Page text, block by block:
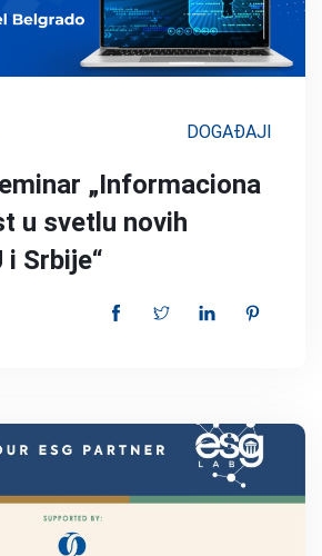
DOGAĐAJI
„Informaciona
u svetlu novih
i Srbije“